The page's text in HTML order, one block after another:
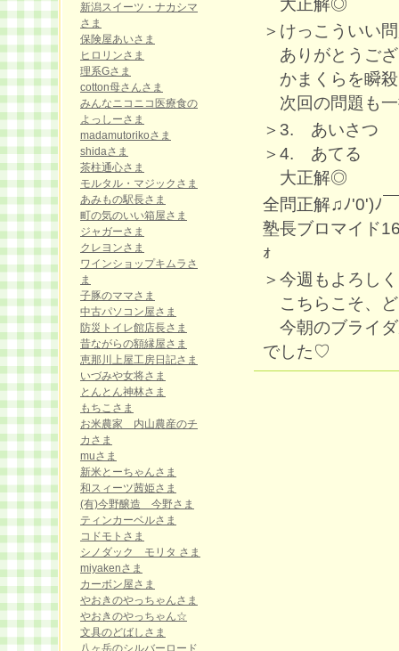
大正解◎
＞けっこういい
ありがとうご
かまくらを瞬
次回の問題も
＞3. あいさつ
＞4. あてる
大正解◎
全問正解♫ﾉ'0')ﾉ
塾長ブロマイド
ｫ
＞今週もよろし
こちらこそ、
今朝のブライダ
でした♡
新潟スイーツ・ナカシマ
さま
保険屋あいさま
ヒロリンさま
理系Gさま
cotton母さんさま
みんなニコニコ医療食の
よっしーさま
madamutorikoさま
shidaさま
茶柱通心さま
モルタル・マジックさま
あみもの駅長さま
町の気のいい箱屋さま
ジャガーさま
クレヨンさま
ワインショップキムラさ
ま
子豚のママさま
中古パソコン屋さま
防災トイレ館店長さま
昔ながらの額縁屋さま
恵那川上屋工房日記さま
いづみや女将さま
とんとん神林さま
もちこさま
お米農家 内山農産のチ
カさま
muさま
新米とーちゃんさま
和スィーツ茜姫さま
(有)今野醸造 今野さま
ティンカーベルさま
コドモトさま
シノダック モリタ さま
miyakenさま
カーボン屋さま
やおきのやっちゃんさま
やおきのやっちゃん☆
文具のどばしさま
八ヶ岳のシルバーロード